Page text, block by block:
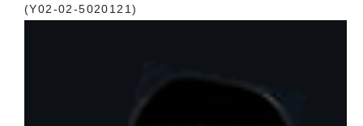
歯科関連機器
(Y02-02-5020121)